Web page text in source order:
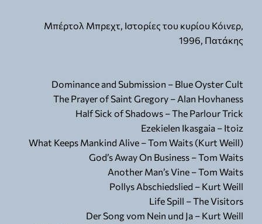
Μπέρτολ Μπρεχτ, Ιστορίες του κυρίου Κόινερ,
1996, Πατάκης
Dominance and Submission – Blue Oyster Cult
The Prayer of Saint Gregory – Alan Hovhaness
Half Sick of Shadows – The Parlour Trick
Ezekielen Ikasgaia – Itoiz
What Keeps Mankind Alive – Tom Waits (Kurt Weill)
God’s Away On Business – Tom Waits
Another Man’s Vine – Tom Waits
Pollys Abschiedslied – Kurt Weill
Life Spill – The Visitors
Der Song vom Nein und Ja – Kurt Weill